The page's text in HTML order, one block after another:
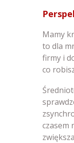
Mamy
to dla
firmy i
co
czasem